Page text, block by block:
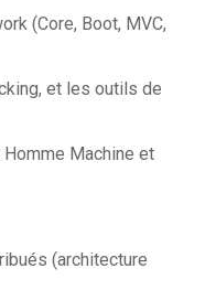
(Core, Boot, MVC,
et les outils de
Machine et
(architecture